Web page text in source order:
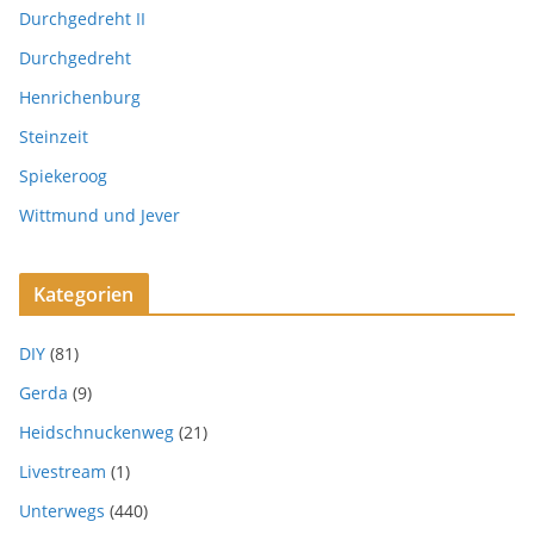
Durchgedreht II
Durchgedreht
Henrichenburg
Steinzeit
Spiekeroog
Wittmund und Jever
Kategorien
DIY (81)
Gerda (9)
Heidschnuckenweg (21)
Livestream (1)
Unterwegs (440)